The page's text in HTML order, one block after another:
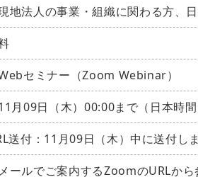
地法人の事業・組織に関わる方、
セミナー（Zoom Webinar）
月09日（木）00:00まで（日本時間
送付：11月09日（木）中に送付し
ールでご案内するZoomのURLから